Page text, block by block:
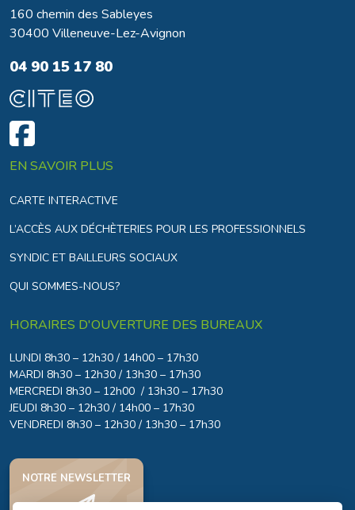
160 chemin des Sableyes
30400 Villeneuve-Lez-Avignon
04 90 15 17 80
EN SAVOIR PLUS
CARTE INTERACTIVE
L’ACCÈS AUX DÉCHÈTERIES POUR LES PROFESSIONNELS
SYNDIC ET BAILLEURS SOCIAUX
QUI SOMMES-NOUS?
HORAIRES D'OUVERTURE DES BUREAUX
LUNDI 8h30 – 12h30 / 14h00 – 17h30
MARDI 8h30 – 12h30 / 13h30 – 17h30
MERCREDI 8h30 – 12h00 / 13h30 – 17h30
JEUDI 8h30 – 12h30 / 14h00 – 17h30
VENDREDI 8h30 – 12h30 / 13h30 – 17h30
NOTRE NEWSLETTER